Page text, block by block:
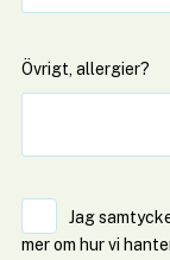
Övrigt, allergier?
Jag
mer om hur vi